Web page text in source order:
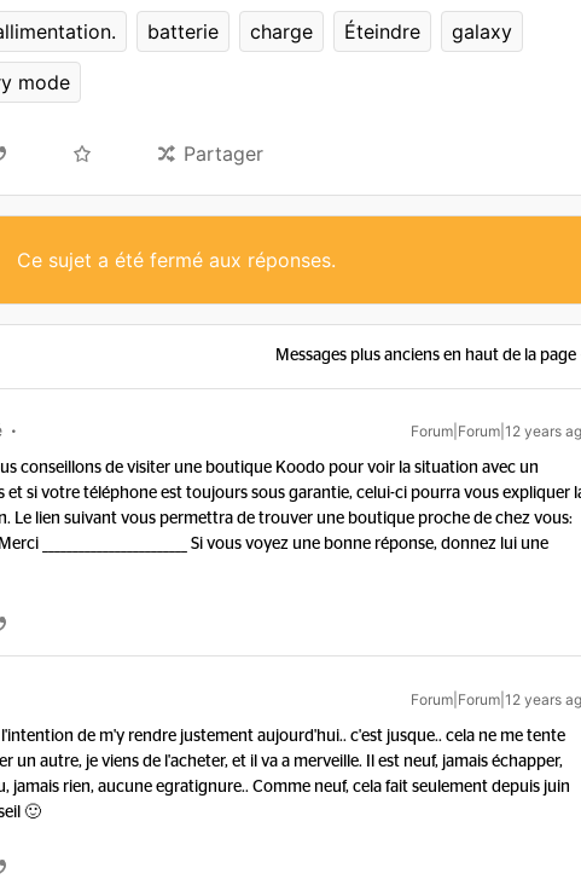
batterie charge Éteindre galaxy
mode
Partager
Ce sujet a été fermé aux réponses.
Messages plus anciens en haut de la page
Forum|Forum|12 years
conseillons de visiter une boutique Koodo pour voir la situation avec un
et si votre téléphone est toujours sous garantie, celui-ci pourra vous expliquer
Le lien suivant vous permettra de trouver une boutique proche de chez vous:
________________________ Si vous voyez une bonne réponse, donnez lui une
Forum|Forum|12 years
de m'y rendre justement aujourd'hui.. c'est jusque.. cela ne me tente
un autre, je viens de l'acheter, et il va a merveille. Il est neuf, jamais échapper,
jamais rien, aucune egratignure.. Comme neuf, cela fait seulement depuis juin
🙂